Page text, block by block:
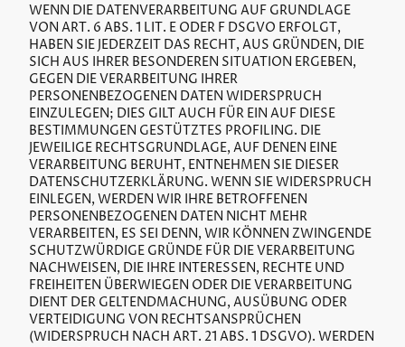
WENN DIE DATENVERARBEITUNG AUF GRUNDLAGE
VON ART. 6 ABS. 1 LIT. E ODER F DSGVO ERFOLGT,
HABEN SIE JEDERZEIT DAS RECHT, AUS GRÜNDEN, DIE
SICH AUS IHRER BESONDEREN SITUATION ERGEBEN,
GEGEN DIE VERARBEITUNG IHRER
PERSONENBEZOGENEN DATEN WIDERSPRUCH
EINZULEGEN; DIES GILT AUCH FÜR EIN AUF DIESE
BESTIMMUNGEN GESTÜTZTES PROFILING. DIE
JEWEILIGE RECHTSGRUNDLAGE, AUF DENEN EINE
VERARBEITUNG BERUHT, ENTNEHMEN SIE DIESER
DATENSCHUTZERKLÄRUNG. WENN SIE WIDERSPRUCH
EINLEGEN, WERDEN WIR IHRE BETROFFENEN
PERSONENBEZOGENEN DATEN NICHT MEHR
VERARBEITEN, ES SEI DENN, WIR KÖNNEN ZWINGENDE
SCHUTZWÜRDIGE GRÜNDE FÜR DIE VERARBEITUNG
NACHWEISEN, DIE IHRE INTERESSEN, RECHTE UND
FREIHEITEN ÜBERWIEGEN ODER DIE VERARBEITUNG
DIENT DER GELTENDMACHUNG, AUSÜBUNG ODER
VERTEIDIGUNG VON RECHTSANSPRÜCHEN
(WIDERSPRUCH NACH ART. 21 ABS. 1 DSGVO). WERDEN